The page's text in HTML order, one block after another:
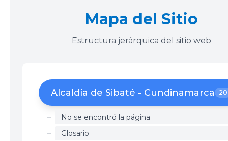
Mapa del Sitio
Estructura jerárquica del sitio web
Alcaldía de Sibaté - Cundinamarca 20
No se encontró la página
Glosario